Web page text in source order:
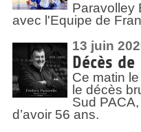
Paravolley
avec l'Equipe de
13 juin
Décès de
Ce matin
le décès
Sud
d’avoir 56 ans.